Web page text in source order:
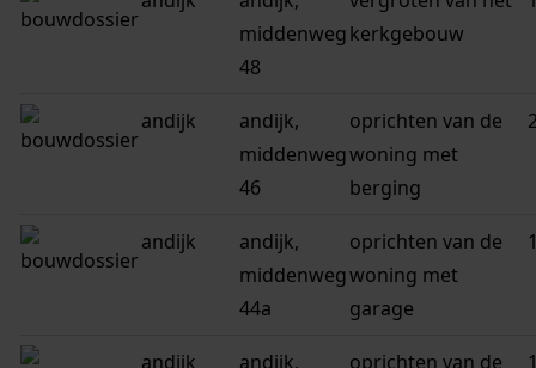
middenweg
48
kerkgebouw
andijk
andijk,
middenweg
46
oprichten van de
woning met
berging
andijk
andijk,
middenweg
44a
oprichten van de
woning met
garage
andijk andijk, oprichten van de